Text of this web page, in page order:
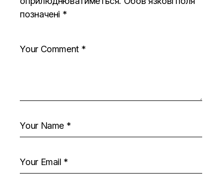
позначені *